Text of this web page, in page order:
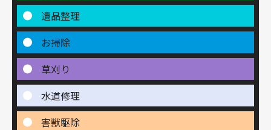
遺品整理
お掃除
草刈り
水道修理
害獣駆除